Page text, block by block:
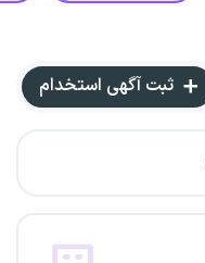
ثبت آگهی استخدام